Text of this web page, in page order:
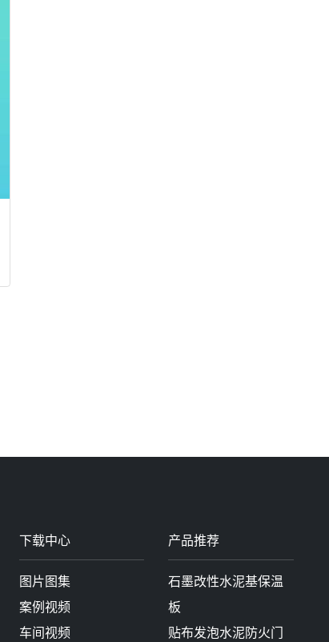
下载中心
图片图集
案例视频
车间视频
产品推荐
石墨改性水泥基保温
板
贴布发泡水泥防火门